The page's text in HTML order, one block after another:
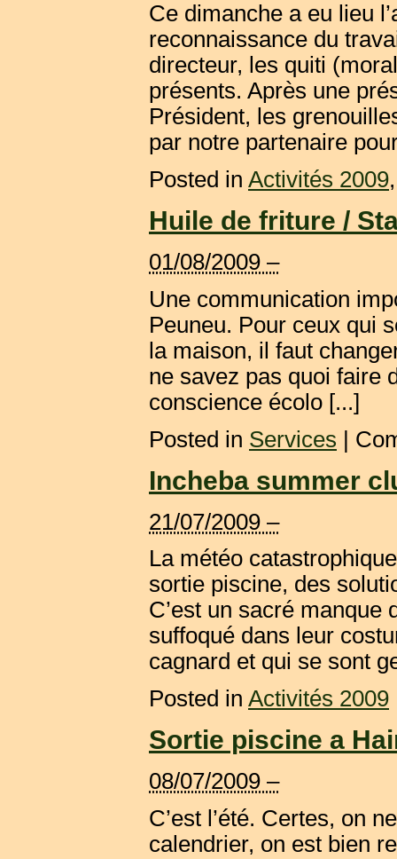
Ce dimanche a eu lieu
reconnaissance du
directeur, les quiti
présents. Après une
Président, les
par notre partenaire
Posted in Activités 2009
Huile de friture /
01/08/2009 –
Une communication
Peuneu. Pour ceux qui
la maison, il faut
ne savez pas quoi faire
conscience écolo [...]
Posted in Services |
Incheba summer
21/07/2009 –
La météo
sortie piscine, des
C’est un sacré manque
suffoqué dans leur
cagnard et qui se sont
Posted in Activités 2009
Sortie piscine a
08/07/2009 –
C’est l’été. Certes, on
calendrier, on est bien